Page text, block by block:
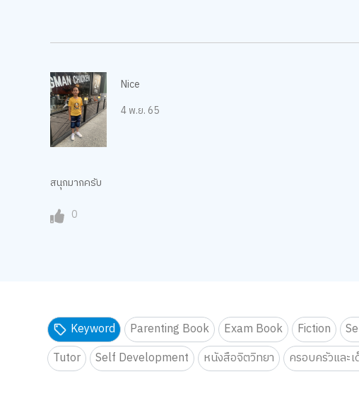
Nice
4 พ.ย. 65
สนุกมากครับ
0
Keyword Parenting Book Exam Book Fiction
Tutor
Self Development หนังสือจิตวิทยา ครอบครัวและ